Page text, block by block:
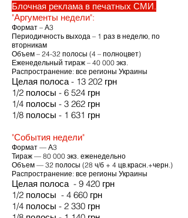
Блочная реклама в печатных СМИ.
"Аргументы недели":
Формат – А3
Периодичность выхода – 1 раз в неделю, по
вторникам
Объем – 24-32 полосы (4 – полноцвет)
Еженедельный тираж – 40 000 экз.
Распространение: все регионы Украины
Целая полоса - 13 202 грн
1/2 полосы - 6 524 грн
1/4 полосы - 3 262 грн
1/8 полосы - 1 631 грн
"События недели"
Формат — А3
Тираж — 80 000 экз. еженедельно
Объем — 32 полосы (28 ч/б + 4 цв.красн.+черн.)
Распространение: все регионы Украины
Целая полоса - 9 420 грн
1/2 полосы - 4 660 грн
1/4 полосы - 2 330 грн